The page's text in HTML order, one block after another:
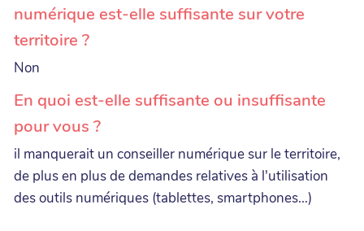
numérique est-elle suffisante sur votre
territoire ?
Non
En quoi est-elle suffisante ou insuffisante
pour vous ?
il manquerait un conseiller numérique sur le territoire,
de plus en plus de demandes relatives à l'utilisation
des outils numériques (tablettes, smartphones...)